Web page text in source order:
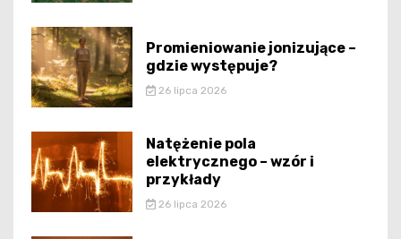
Promieniowanie jonizujące –
gdzie występuje?
26 lipca 2026
Natężenie pola
elektrycznego – wzór i
przykłady
26 lipca 2026